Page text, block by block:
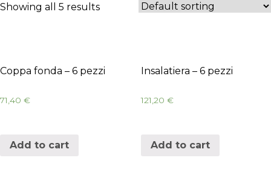
Showing all 5 results
Coppa fonda – 6 pezzi
71,40 €
Add to cart
Insalatiera – 6 pezzi
121,20 €
Add to cart